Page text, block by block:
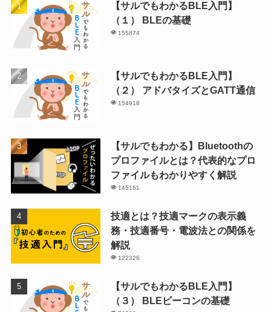
【サルでもわかるBLE入門】
（１） BLEの基礎
155874
【サルでもわかるBLE入門】
（２） アドバタイズとGATT通信
154918
【サルでもわかる】Bluetoothの
プロファイルとは？代表的なプロ
ファイルもわかりやすく解説
145161
技適とは？技適マークの表示義
務・技適番号・電波法との関係を
解説
122326
【サルでもわかるBLE入門】
（３） BLEビーコンの基礎